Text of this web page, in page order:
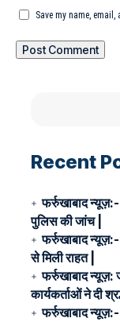
Save my name,
Recent
फर्रुखाबाद न्यूज़:-
पुलिस की जांच |
फर्रुखाबाद
से मिली राहत |
फर्रुखाबाद न्यूज़:
कार्यकर्ताओं ने दी
फर्रुखाबाद